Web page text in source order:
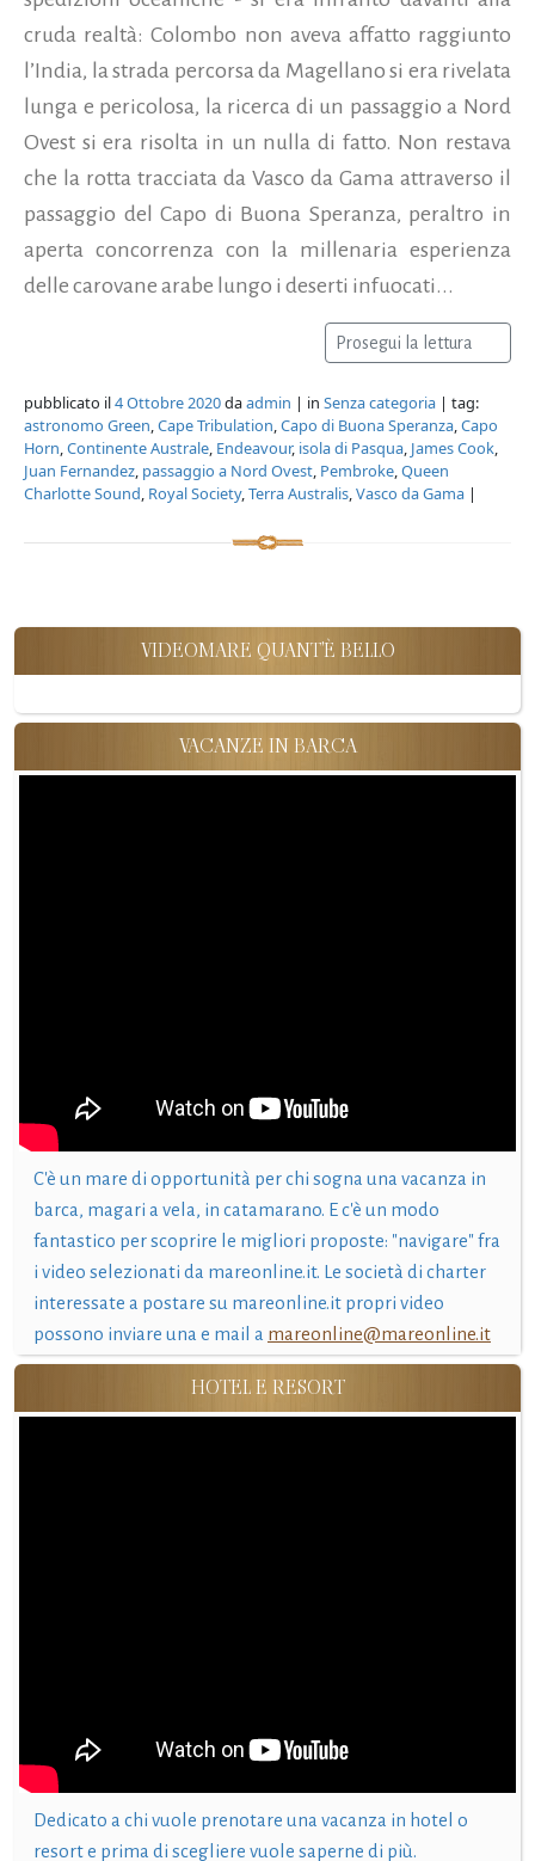
cruda realtà: Colombo non aveva affatto raggiunto
l’India, la strada percorsa da Magellano si era rivelata
lunga e pericolosa, la ricerca di un passaggio a Nord
Ovest si era risolta in un nulla di fatto. Non restava
che la rotta tracciata da Vasco da Gama attraverso il
passaggio del Capo di Buona Speranza, peraltro in
aperta concorrenza con la millenaria esperienza
delle carovane arabe lungo i deserti infuocati...
Prosegui la lettura
pubblicato il4 Ottobre 2020daadmin | in Senza categoria | tag:
astronomo Green,Cape Tribulation,Capo di Buona Speranza,Capo
Horn,Continente Australe, Endeavour, isola di Pasqua, James Cook,
Juan Fernandez, passaggio a Nord Ovest, Pembroke,Queen
Charlotte Sound, Royal Society,Terra Australis,Vasco da Gama |
VIDEOMARE QUANT'È BELLO
VACANZE IN BARCA
C'è un mare di opportunità per chi sogna una vacanza in
barca, magari a vela, in catamarano. E c'è un modo
fantastico per scoprire le migliori proposte: "navigare" fra
i video selezionati da mareonline.it. Le società di charter
interessate a postare su mareonline.it propri video
possono inviare una e mail a mareonline@mareonline.it
HOTEL E RESORT
Dedicato a chi vuole prenotare una vacanza in hotel o
resort e prima di scegliere vuole saperne di più.